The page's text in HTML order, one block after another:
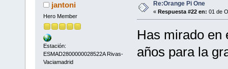
jantoni
Hero Member
Estación:
ESMAD2800000028522A Rivas-
Vaciamadrid
Re:Orange Pi One
« Respuesta #22 en: 01 de
Has mirado en
años para la